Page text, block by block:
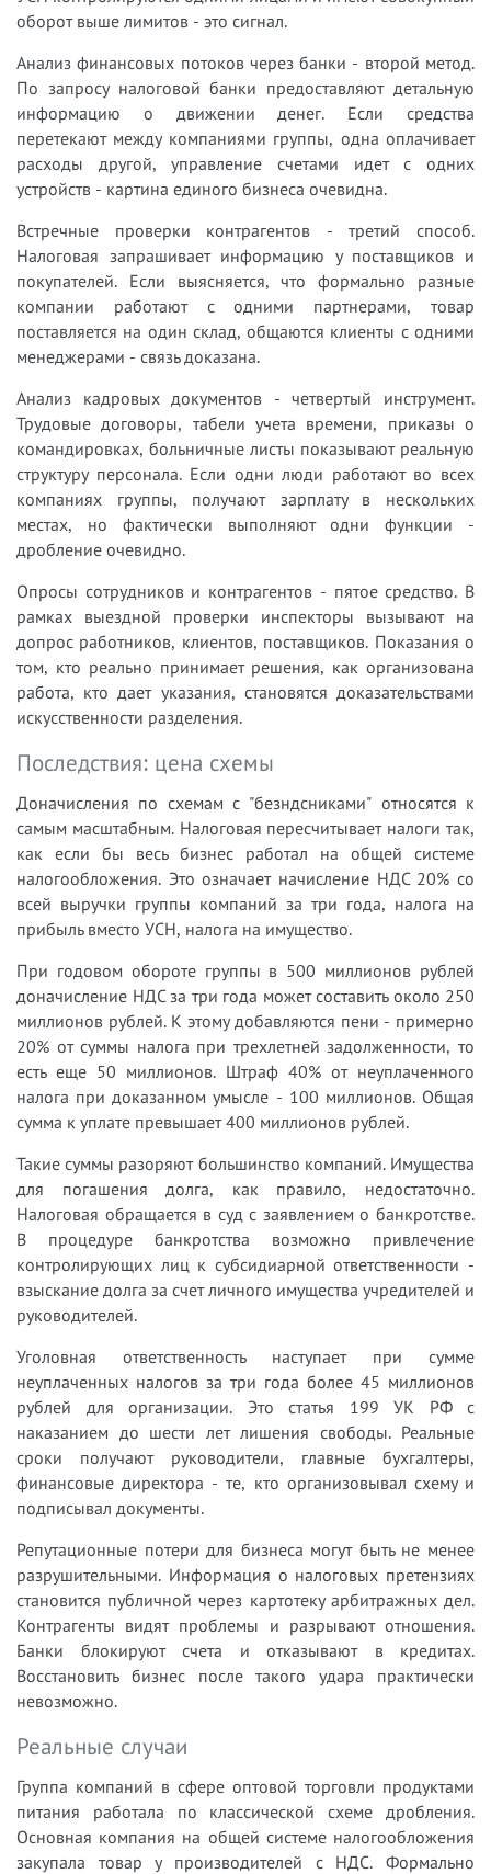
оборот выше лимитов - это сигнал.
Анализ финансовых потоков через банки - второй метод.
По запросу налоговой банки предоставляют детальную
информацию о движении денег. Если средства
перетекают между компаниями группы, одна оплачивает
расходы другой, управление счетами идет с одних
устройств - картина единого бизнеса очевидна.
Встречные проверки контрагентов - третий способ.
Налоговая запрашивает информацию у поставщиков и
покупателей. Если выясняется, что формально разные
компании работают с одними партнерами, товар
поставляется на один склад, общаются клиенты с одними
менеджерами - связь доказана.
Анализ кадровых документов - четвертый инструмент.
Трудовые договоры, табели учета времени, приказы о
командировках, больничные листы показывают реальную
структуру персонала. Если одни люди работают во всех
компаниях группы, получают зарплату в нескольких
местах, но фактически выполняют одни функции -
дробление очевидно.
Опросы сотрудников и контрагентов - пятое средство. В
рамках выездной проверки инспекторы вызывают на
допрос работников, клиентов, поставщиков. Показания о
том, кто реально принимает решения, как организована
работа, кто дает указания, становятся доказательствами
искусственности разделения.
Последствия: цена схемы
Доначисления по схемам с "безндсниками" относятся к
самым масштабным. Налоговая пересчитывает налоги так,
как если бы весь бизнес работал на общей системе
налогообложения. Это означает начисление НДС 20% со
всей выручки группы компаний за три года, налога на
прибыль вместо УСН, налога на имущество.
При годовом обороте группы в 500 миллионов рублей
доначисление НДС за три года может составить около 250
миллионов рублей. К этому добавляются пени - примерно
20% от суммы налога при трехлетней задолженности, то
есть еще 50 миллионов. Штраф 40% от неуплаченного
налога при доказанном умысле - 100 миллионов. Общая
сумма к уплате превышает 400 миллионов рублей.
Такие суммы разоряют большинство компаний. Имущества
для погашения долга, как правило, недостаточно.
Налоговая обращается в суд с заявлением о банкротстве.
В процедуре банкротства возможно привлечение
контролирующих лиц к субсидиарной ответственности -
взыскание долга за счет личного имущества учредителей и
руководителей.
Уголовная ответственность наступает при сумме
неуплаченных налогов за три года более 45 миллионов
рублей для организации. Это статья 199 УК РФ с
наказанием до шести лет лишения свободы. Реальные
сроки получают руководители, главные бухгалтеры,
финансовые директора - те, кто организовывал схему и
подписывал документы.
Репутационные потери для бизнеса могут быть не менее
разрушительными. Информация о налоговых претензиях
становится публичной через картотеку арбитражных дел.
Контрагенты видят проблемы и разрывают отношения.
Банки блокируют счета и отказывают в кредитах.
Восстановить бизнес после такого удара практически
невозможно.
Реальные случаи
Группа компаний в сфере оптовой торговли продуктами
питания работала по классической схеме дробления.
Основная компания на общей системе налогообложения
закупала товар у производителей с НДС. Формально